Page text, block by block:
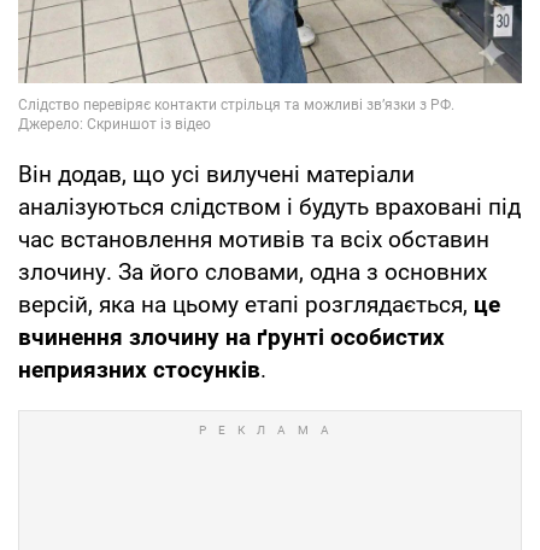
Він додав, що усі вилучені матеріали
аналізуються слідством і будуть враховані під
час встановлення мотивів та всіх обставин
злочину. За його словами, одна з основних
версій, яка на цьому етапі розглядається, це
вчинення злочину на ґрунті особистих
неприязних стосунків.